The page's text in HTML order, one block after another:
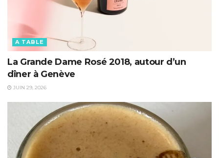
A TABLE
La Grande Dame Rosé 2018, autour d’un
dîner à Genève
JUIN 29, 2026